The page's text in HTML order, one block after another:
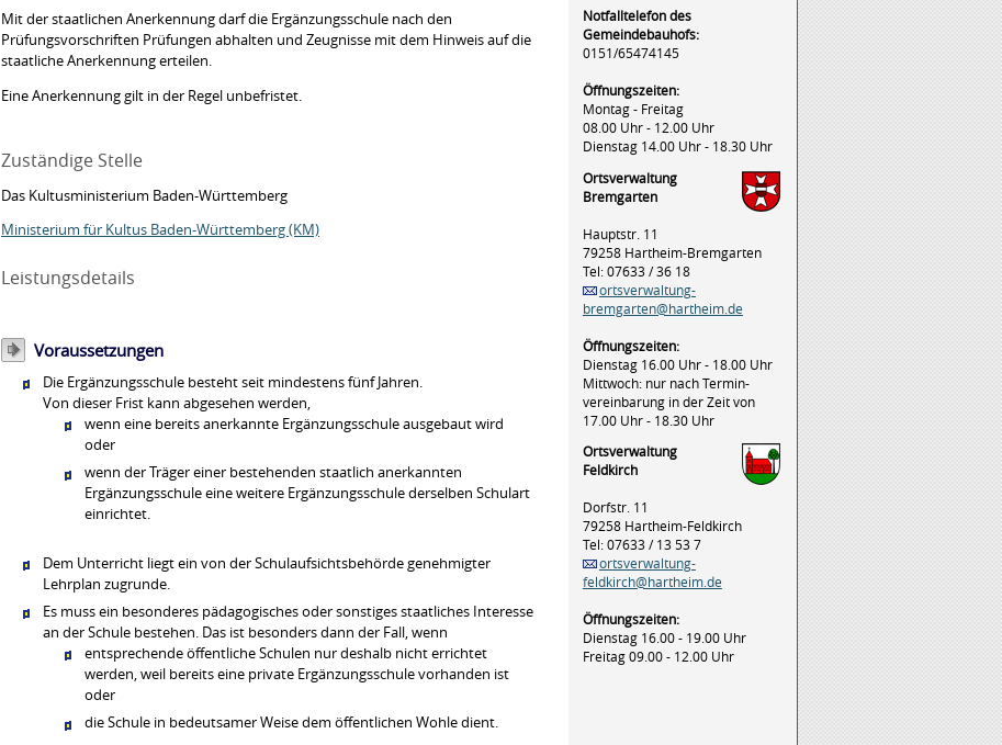
Mit der staatlichen Anerkennung darf die Ergänzungsschule nach den
Prüfungsvorschriften Prüfungen abhalten und Zeugnisse mit dem Hinweis auf die
staatliche Anerkennung erteilen.
Eine Anerkennung gilt in der Regel unbefristet.
Zuständige Stelle
Das Kultusministerium Baden-Württemberg
Ministerium für Kultus Baden-Württemberg (KM)
Leistungsdetails
Voraussetzungen
Die Ergänzungsschule besteht seit mindestens fünf Jahren.
Von dieser Frist kann abgesehen werden,
wenn eine bereits anerkannte Ergänzungsschule ausgebaut wird
oder
wenn der Träger einer bestehenden staatlich anerkannten
Ergänzungsschule eine weitere Ergänzungsschule derselben Schulart
einrichtet.
Dem Unterricht liegt ein von der Schulaufsichtsbehörde genehmigter
Lehrplan zugrunde.
Es muss ein besonderes pädagogisches oder sonstiges staatliches Interesse
an der Schule bestehen. Das ist besonders dann der Fall, wenn
entsprechende öffentliche Schulen nur deshalb nicht errichtet
werden, weil bereits eine private Ergänzungsschule vorhanden ist
oder
die Schule in bedeutsamer Weise dem öffentlichen Wohle dient.
Notfalltelefon des
Gemeindebauhofs:
0151/65474145
Öffnungszeiten:
Montag - Freitag
08.00 Uhr - 12.00 Uhr
Dienstag 14.00 Uhr - 18.30 Uhr
Ortsverwaltung
Bremgarten
Hauptstr. 11
79258 Hartheim-Bremgarten
Tel: 07633 / 36 18
ortsverwaltung-
bremgarten@hartheim.de
Öffnungszeiten:
Dienstag 16.00 Uhr - 18.00 Uhr
Mittwoch: nur nach Termin-
vereinbarung in der Zeit von
17.00 Uhr - 18.30 Uhr
Ortsverwaltung
Feldkirch
Dorfstr. 11
79258 Hartheim-Feldkirch
Tel: 07633 / 13 53 7
ortsverwaltung-
feldkirch@hartheim.de
Öffnungszeiten:
Dienstag 16.00 - 19.00 Uhr
Freitag 09.00 - 12.00 Uhr